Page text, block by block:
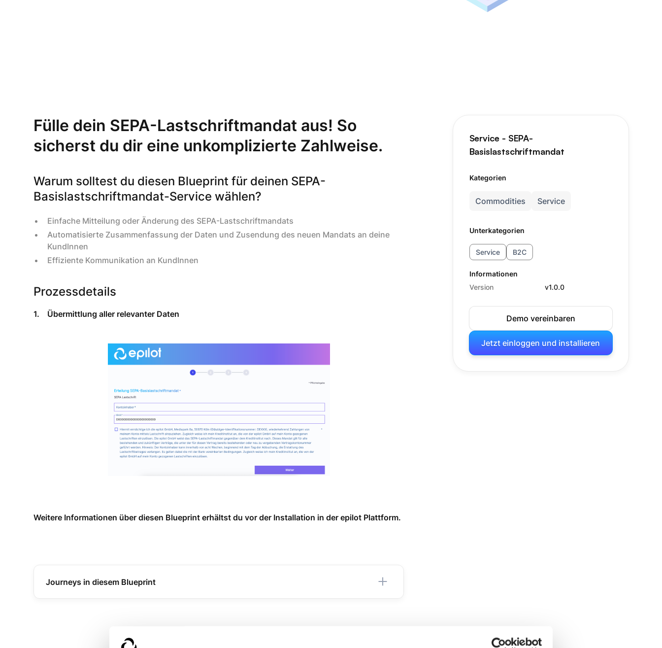
Fülle dein SEPA-Lastschriftmandat aus! So
sicherst du dir eine unkomplizierte Zahlweise.
Warum solltest du diesen Blueprint für deinen SEPA-
Basislastschriftmandat-Service wählen?
Einfache Mitteilung oder Änderung des SEPA-Lastschriftmandats
Automatisierte Zusammenfassung der Daten und Zusendung des neuen Mandats an deine
KundInnen
Effiziente Kommunikation an KundInnen
Prozessdetails
1. Übermittlung aller relevanter Daten
Weitere Informationen über diesen Blueprint erhältst du vor der Installation in der epilot Plattform.
Journeys in diesem Blueprint
Service - SEPA-
Basislastschriftmandat
Kategorien
Commodities Service
Unterkategorien
Service B2C
Informationen
Version
v1.0.0
Demo vereinbaren
Jetzt einloggen und installieren